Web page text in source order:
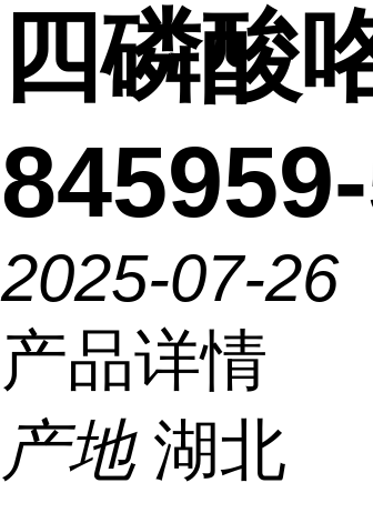
四磷酸
2025-07-26
产品详情
产地 湖北